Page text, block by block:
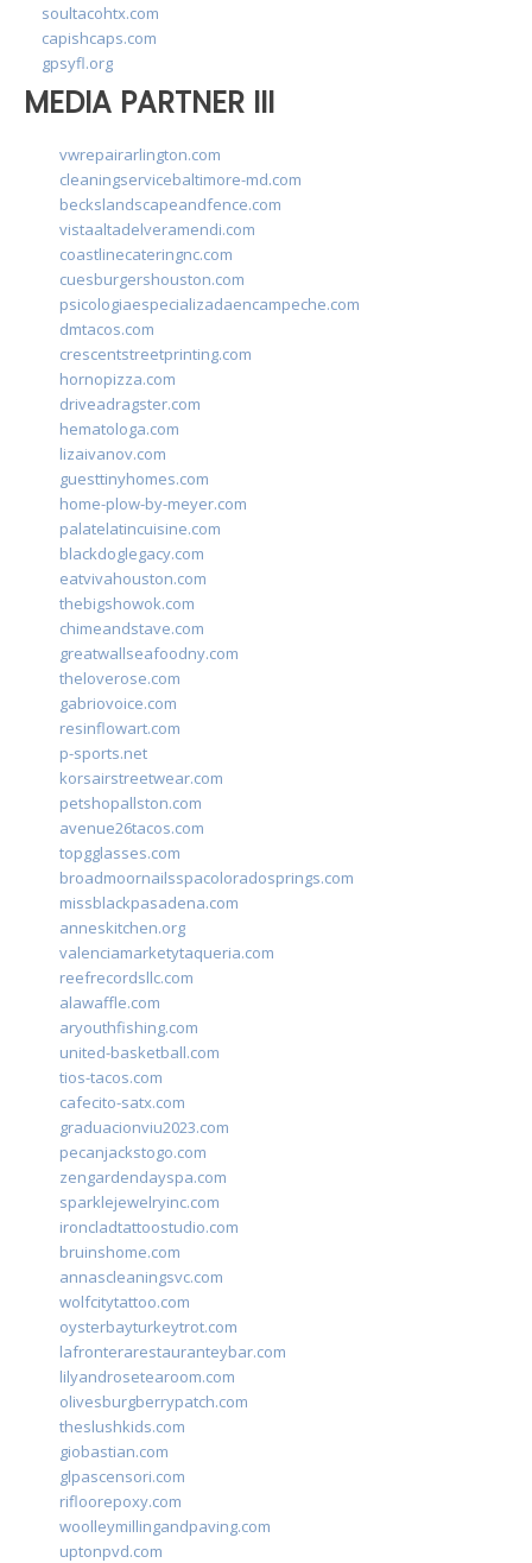
soultacohtx.com
capishcaps.com
gpsyfl.org
MEDIA PARTNER III
vwrepairarlington.com
cleaningservicebaltimore-md.com
beckslandscapeandfence.com
vistaaltadelveramendi.com
coastlinecateringnc.com
cuesburgershouston.com
psicologiaespecializadaencampeche.com
dmtacos.com
crescentstreetprinting.com
hornopizza.com
driveadragster.com
hematologa.com
lizaivanov.com
guesttinyhomes.com
home-plow-by-meyer.com
palatelatincuisine.com
blackdoglegacy.com
eatvivahouston.com
thebigshowok.com
chimeandstave.com
greatwallseafoodny.com
theloverose.com
gabriovoice.com
resinflowart.com
p-sports.net
korsairstreetwear.com
petshopallston.com
avenue26tacos.com
topgglasses.com
broadmoornailsspacoloradosprings.com
missblackpasadena.com
anneskitchen.org
valenciamarketytaqueria.com
reefrecordsllc.com
alawaffle.com
aryouthfishing.com
united-basketball.com
tios-tacos.com
cafecito-satx.com
graduacionviu2023.com
pecanjackstogo.com
zengardendayspa.com
sparklejewelryinc.com
ironcladtattoostudio.com
bruinshome.com
annascleaningsvc.com
wolfcitytattoo.com
oysterbayturkeytrot.com
lafronterarestauranteybar.com
lilyandrosetearoom.com
olivesburgberrypatch.com
theslushkids.com
giobastian.com
glpascensori.com
rifloorepoxy.com
woolleymillingandpaving.com
uptonpvd.com